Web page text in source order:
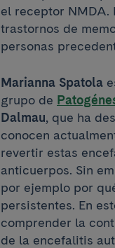
el receptor NMDA.
trastornos de
personas
Marianna Spatola
grupo de
Dalmau, que ha
conocen
revertir estas
anticuerpos. Sin
por ejemplo por
persistentes. En
comprender la
de la encefalitis